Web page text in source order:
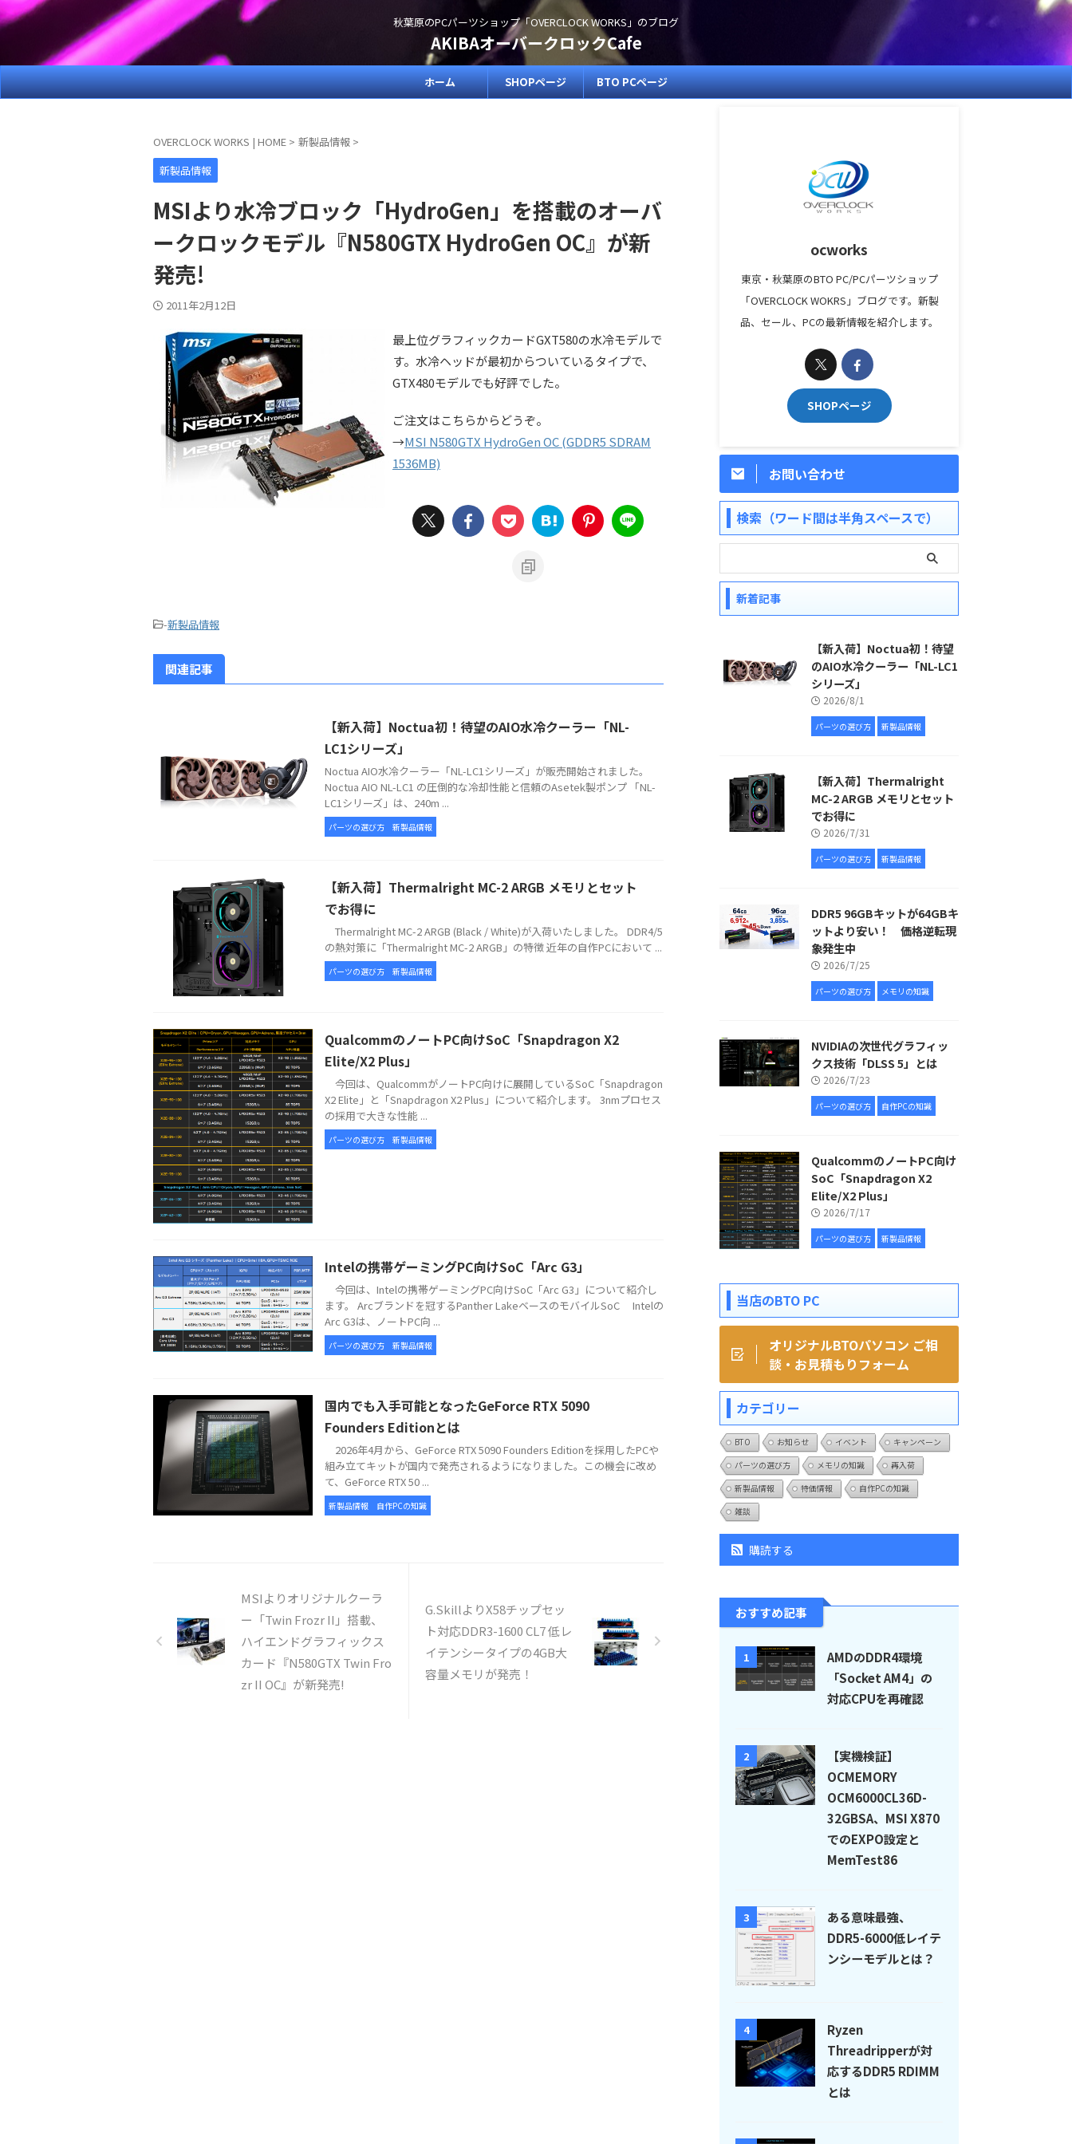
秋葉原のPCパーツショップ「OVERCLOCK WORKS」のブログ
AKIBAオーバークロックCafe
ホーム SHOPページ BTO PCページ
OVERCLOCK WORKS | HOME > 新製品情報 >
新製品情報
MSIより水冷ブロック「HydroGen」を搭載のオーバ
ークロックモデル『N580GTX HydroGen OC』が新
発売!
2011年2月12日
最上位グラフィックカードGXT580の水冷モデルで
す。水冷ヘッドが最初からついているタイプで、
GTX480モデルでも好評でした。
ご注文はこちらからどうぞ。
→MSI N580GTX HydroGen OC (GDDR5 SDRAM
1536MB)
-新製品情報
関連記事
【新入荷】Noctua初！待望のAIO水冷クーラー「NL-
LC1シリーズ」
Noctua AIO水冷クーラー「NL-LC1シリーズ」が販売開始されました。
Noctua AIO NL-LC1 の圧倒的な冷却性能と信頼のAsetek製ポンプ 「NL-
LC1シリーズ」は、240m ...
パーツの選び方 新製品情報
【新入荷】Thermalright MC-2 ARGB メモリとセット
でお得に
Thermalright MC-2 ARGB (Black / White)が入荷いたしました。 DDR4/5
の熱対策に「Thermalright MC-2 ARGB」の特徴 近年の自作PCにおいて ...
パーツの選び方 新製品情報
QualcommのノートPC向けSoC「Snapdragon X2
Elite/X2 Plus」
今回は、QualcommがノートPC向けに展開しているSoC「Snapdragon
X2 Elite」と「Snapdragon X2 Plus」について紹介します。 3nmプロセス
の採用で大きな性能 ...
パーツの選び方 新製品情報
Intelの携帯ゲーミングPC向けSoC「Arc G3」
今回は、Intelの携帯ゲーミングPC向けSoC「Arc G3」について紹介し
ます。 Arcブランドを冠するPanther LakeベースのモバイルSoC Intelの
Arc G3は、ノートPC向 ...
パーツの選び方 新製品情報
国内でも入手可能となったGeForce RTX 5090
Founders Editionとは
2026年4月から、GeForce RTX 5090 Founders Editionを採用したPCや
組み立てキットが国内で発売されるようになりました。この機会に改め
て、GeForce RTX 50 ...
新製品情報 自作PCの知識
MSIよりオリジナルクーラ
ー「Twin Frozr II」搭載、
ハイエンドグラフィックス
カード『N580GTX Twin Fro
zr II OC』が新発売!
G.SkillよりX58チップセッ
ト対応DDR3-1600 CL7 低レ
イテンシータイプの4GB大
容量メモリが発売！
ocworks
東京・秋葉原のBTO PC/PCパーツショップ
「OVERCLOCK WOKRS」ブログです。新製
品、セール、PCの最新情報を紹介します。
SHOPページ
お問い合わせ
検索（ワード間は半角スペースで）
新着記事
【新入荷】Noctua初！待望
のAIO水冷クーラー「NL-LC1
シリーズ」
2026/8/1
パーツの選び方 新製品情報
【新入荷】Thermalright
MC-2 ARGB メモリとセット
でお得に
2026/7/31
パーツの選び方 新製品情報
DDR5 96GBキットが64GBキ
ットより安い！ 価格逆転現
象発生中
2026/7/25
パーツの選び方 メモリの知識
NVIDIAの次世代グラフィッ
クス技術「DLSS 5」とは
2026/7/23
パーツの選び方 自作PCの知識
QualcommのノートPC向け
SoC「Snapdragon X2
Elite/X2 Plus」
2026/7/17
パーツの選び方 新製品情報
当店のBTO PC
オリジナルBTOパソコン ご相
談・お見積もりフォーム
カテゴリー
BTO お知らせ イベント
キャンペーン
パーツの選び方
メモリの知識
再入荷
新製品情報
特価情報
自作PCの知識
雑談
購読する
おすすめ記事
1
AMDのDDR4環境
「Socket AM4」の
対応CPUを再確認
2
【実機検証】
OCMEMORY
OCM6000CL36D-
32GBSA、MSI X870
でのEXPO設定と
MemTest86
3
ある意味最強、
DDR5-6000低レイテ
ンシーモデルとは？
4
Ryzen
Threadripperが対
応するDDR5 RDIMM
とは